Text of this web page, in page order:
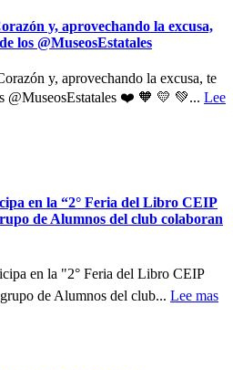
y, aprovechando la excusa,
los @MuseosEstatales
y, aprovechando la excusa, te
@MuseosEstatales ❤️ 🧡 💛 💚... Lee
en la “2° Feria del Libro CEIP
de Alumnos del club colaboran
en la "2° Feria del Libro CEIP
de Alumnos del club... Lee mas